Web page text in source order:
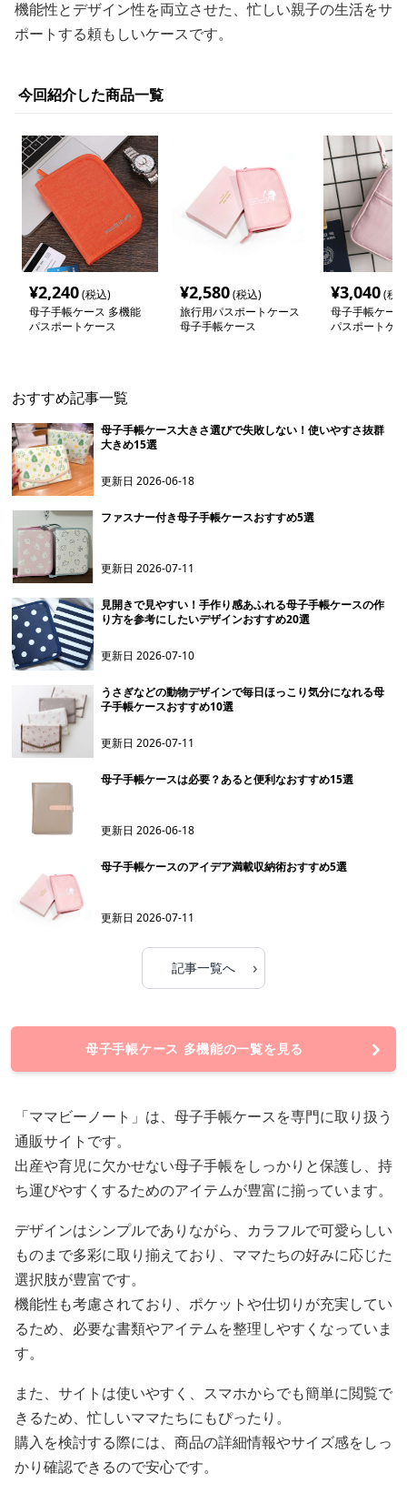
機能性とデザイン性を両立させた、忙しい親子の生活をサ
ポートする頼もしいケースです。
今回紹介した商品一覧
¥2,240(税込)
母子手帳ケース 多機能
パスポートケース
¥2,580(税込)
旅行用パスポートケース
母子手帳ケース
¥3,040(税
母子手帳ケー
パスポートケ
おすすめ記事一覧
母子手帳ケース大きさ選びで失敗しない！使いやすさ抜群
大きめ15選
更新日2026-06-18
ファスナー付き母子手帳ケースおすすめ5選
更新日2026-07-11
見開きで見やすい！手作り感あふれる母子手帳ケースの作
り方を参考にしたいデザインおすすめ20選
更新日2026-07-10
うさぎなどの動物デザインで毎日ほっこり気分になれる母
子手帳ケースおすすめ10選
更新日2026-07-11
母子手帳ケースは必要？あると便利なおすすめ15選
更新日2026-06-18
母子手帳ケースのアイデア満載収納術おすすめ5選
更新日2026-07-11
記事一覧へ ›
母子手帳ケース 多機能の一覧を見る
「ママビーノート」は、母子手帳ケースを専門に取り扱う
通販サイトです。
出産や育児に欠かせない母子手帳をしっかりと保護し、持
ち運びやすくするためのアイテムが豊富に揃っています。
デザインはシンプルでありながら、カラフルで可愛らしい
ものまで多彩に取り揃えており、ママたちの好みに応じた
選択肢が豊富です。
機能性も考慮されており、ポケットや仕切りが充実してい
るため、必要な書類やアイテムを整理しやすくなっていま
す。
また、サイトは使いやすく、スマホからでも簡単に閲覧で
きるため、忙しいママたちにもぴったり。
購入を検討する際には、商品の詳細情報やサイズ感をしっ
かり確認できるので安心です。